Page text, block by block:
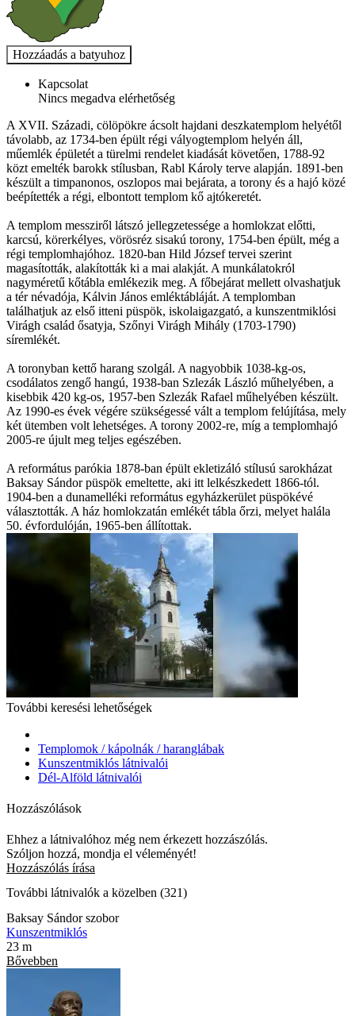
Kapcsolat
Nincs megadva elérhetőség
A XVII. Századi, cölöpökre ácsolt hajdani deszkatemplom helyétől
távolabb, az 1734-ben épült régi vályogtemplom helyén áll,
műemlék épületét a türelmi rendelet kiadását követően, 1788-92
közt emelték barokk stílusban, Rabl Károly terve alapján. 1891-ben
készült a timpanonos, oszlopos mai bejárata, a torony és a hajó közé
beépítették a régi, elbontott templom kő ajtókeretét.
A templom messziről látszó jellegzetessége a homlokzat előtti,
karcsú, körerkélyes, vörösréz sisakú torony, 1754-ben épült, még a
régi templomhajóhoz. 1820-ban Hild József tervei szerint
magasították, alakították ki a mai alakját. A munkálatokról
nagyméretű kőtábla emlékezik meg. A főbejárat mellett olvashatjuk
a tér névadója, Kálvin János emléktábláját. A templomban
találhatjuk az első itteni püspök, iskolaigazgató, a kunszentmiklósi
Virágh család ősatyja, Szőnyi Virágh Mihály (1703-1790)
síremlékét.
A toronyban kettő harang szolgál. A nagyobbik 1038-kg-os,
csodálatos zengő hangú, 1938-ban Szlezák László műhelyében, a
kisebbik 420 kg-os, 1957-ben Szlezák Rafael műhelyében készült.
Az 1990-es évek végére szükségessé vált a templom felújítása, mely
két ütemben volt lehetséges. A torony 2002-re, míg a templomhajó
2005-re újult meg teljes egészében.
A református parókia 1878-ban épült ekletizáló stílusú sarokházat
Baksay Sándor püspök emeltette, aki itt lelkészkedett 1866-tól.
1904-ben a dunamelléki református egyházkerület püspökévé
választották. A ház homlokzatán emlékét tábla őrzi, melyet halála
50. évfordulóján, 1965-ben állítottak.
További keresési lehetőségek
Templomok / kápolnák / haranglábak
Kunszentmiklós látnivalói
Dél-Alföld látnivalói
Hozzászólások
Ehhez a látnivalóhoz még nem érkezett hozzászólás.
Szóljon hozzá, mondja el véleményét!
Hozzászólás írása
További látnivalók a közelben (321)
Baksay Sándor szobor
Kunszentmiklós
23 m
Bővebben